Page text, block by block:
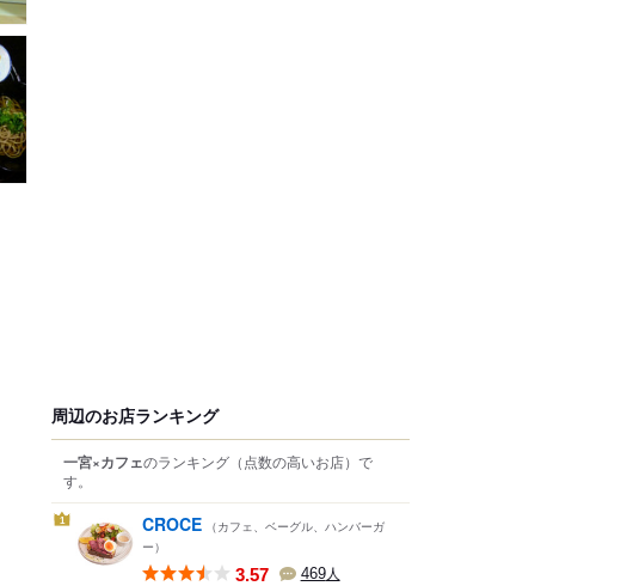
周辺のお店ランキング
一宮×カフェのランキング （点数の高いお店） で
す。
1 CROCE （カフェ、ベーグル、ハンバーガ
ー）
3.57 469人